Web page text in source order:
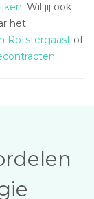
. Wil jij ook
het
Rotstergaast of
.